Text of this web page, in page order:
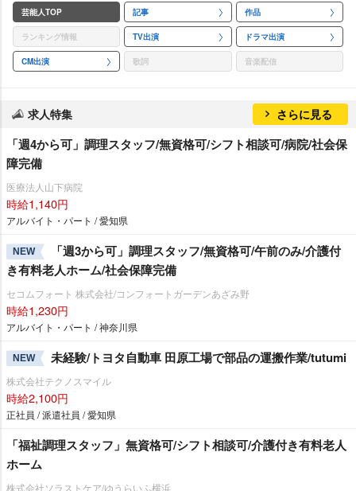
芸能人TOP 記事 作品
ランキング情報 TV出演 ドラマ出演
CM出演 歌詞 音楽配信
求人特集 さらに見る
「週4から可」調理スタッフ/無資格可/シフト相談可/病院/社会保
障完備
医療法人山下病院
時給1,140円
アルバイト・パート / 愛知県
NEW
「週3から可」調理スタッフ/無資格可/午前のみ/介護付
き有料老人ホーム/社会保障完備
セコムフォート 株式会社/コンフォートガーデンあざみ野
時給1,230円
アルバイト・パート / 神奈川県
NEW 未経験/トヨタ自動車 田原工場で部品の運搬作業/tutumi
株式会社テクノスマイル
時給2,100円
正社員 / 派遣社員 / 愛知県
「福祉調理スタッフ」無資格可/シフト相談可/介護付き有料老人
ホーム
株式会社ソラストケア/ゆうらいふ横浜